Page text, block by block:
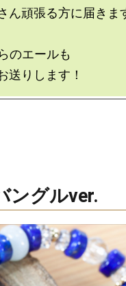
ん頑張る方に届きま
のエールも
ングルver.